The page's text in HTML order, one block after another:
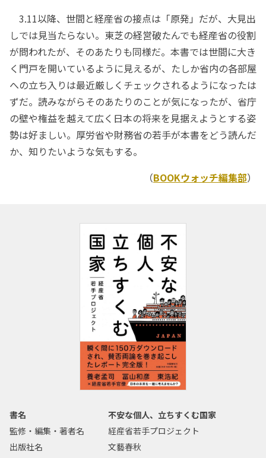
3.11以降、世間と経産省の接点は「原発」だが、大見出
しでは見当たらない。東芝の経営破たんでも経産省の役割
が問われたが、そのあたりも同様だ。本書では世間に大き
く門戸を開いているように見えるが、たしか省内の各部屋
への立ち入りは最近厳しくチェックされるようになったは
ずだ。読みながらそのあたりのことが気になったが、省庁
の壁や権益を越えて広く日本の将来を見据えようとする姿
勢は好ましい。厚労省や財務省の若手が本書をどう読んだ
か、知りたいような気もする。
（BOOKウォッチ編集部）
書名
不安な個人、立ちすくむ国家
監修・編集・著者名
経産省若手プロジェクト
出版社名
文藝春秋